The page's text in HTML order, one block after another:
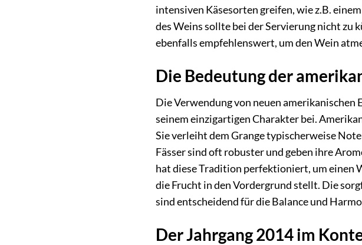
intensiven Käsesorten greifen, wie z.B.
des Weins sollte bei der Servierung nicht zu
ebenfalls empfehlenswert, um den Wein
Die Bedeutung der
Die Verwendung von neuen amerikanischen
seinem einzigartigen Charakter bei.
Sie verleiht dem Grange typischerweise
Fässer sind oft robuster und geben ihre
hat diese Tradition perfektioniert, um einen
die Frucht in den Vordergrund stellt. Die
sind entscheidend für die Balance und
Der Jahrgang 2014 im